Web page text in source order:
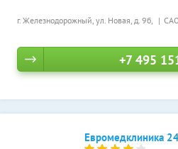
г. Железнодорожный, ул. Новая, д. 9б,
+7 495
Евромедклиника